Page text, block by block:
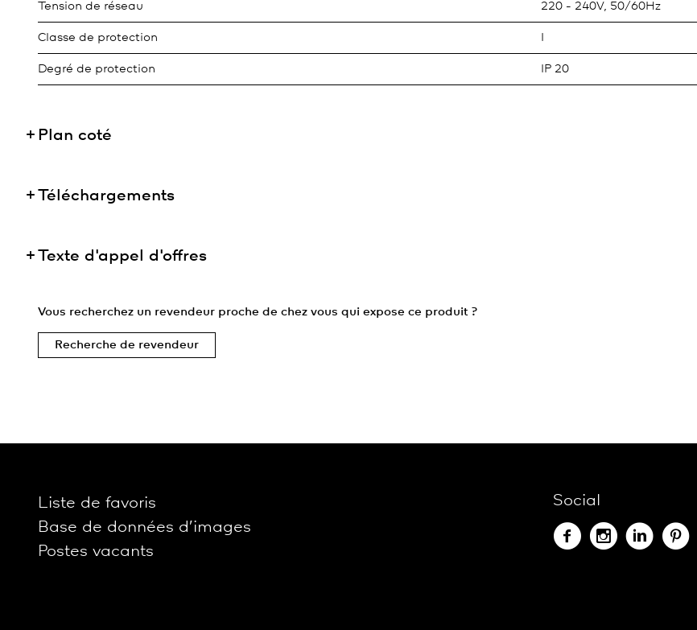
Tension de réseau 220 - 240V, 50/60Hz
Classe de protection
Degré de protection IP 20
Plan coté
Téléchargements
Texte d'appel d'offres
Vous recherchez un revendeur proche de chez vous qui expose ce produit ?
Recherche de revendeur
Liste de favoris
Base de données d’images
Postes vacants
Social